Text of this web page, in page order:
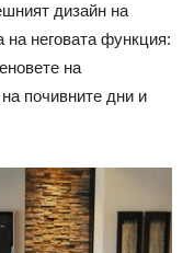
дизайн на
на неговата функция:
на
почивните дни и